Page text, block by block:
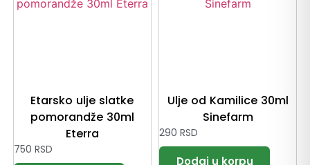
Etarsko ulje slatke
pomorandže 30ml
Eterra
750 RSD
Ulje od Kamilice 30ml
Sinefarm
290 RSD